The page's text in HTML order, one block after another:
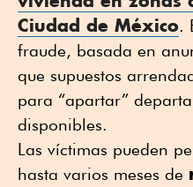
Ciudad de México.
fraude, basada en
que supuestos
para “apartar”
disponibles.
Las víctimas pueden
hasta varios meses de